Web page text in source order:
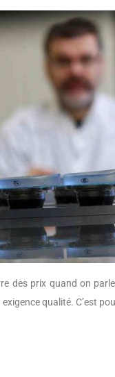
des prix quand on
qualité. C’est